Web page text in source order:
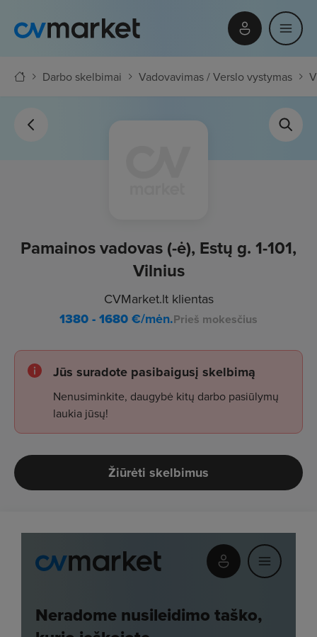
Darbo skelbimai Vadovavimas / Verslo vystymas
Pamainos vadovas (-ė), Estų g. 1-101,
Vilnius
CVMarket.lt klientas
1380 - 1680€/mėn.Prieš mokesčius
Jūs suradote pasibaigusį skelbimą
Nenusiminkite, daugybė kitų darbo pasiūlymų
laukia jūsų!
Žiūrėti skelbimus